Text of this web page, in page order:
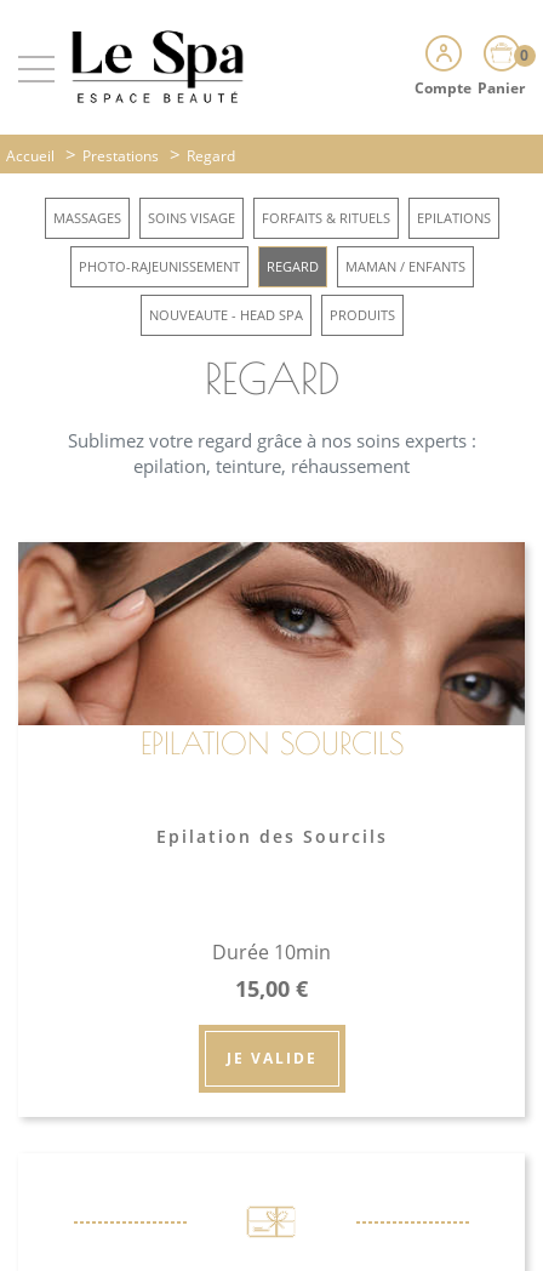
Compte
0
Panier
Accueil > Prestations > Regard
MASSAGES SOINS VISAGE FORFAITS & RITUELS EPILATIONS
PHOTO-RAJEUNISSEMENT REGARD MAMAN / ENFANTS
NOUVEAUTE - HEAD SPA PRODUITS
REGARD
Sublimez votre regard grâce à nos soins experts :
epilation, teinture, réhaussement
EPILATION SOURCILS
Epilation des Sourcils
Durée 10min
15,00 €
JE VALIDE